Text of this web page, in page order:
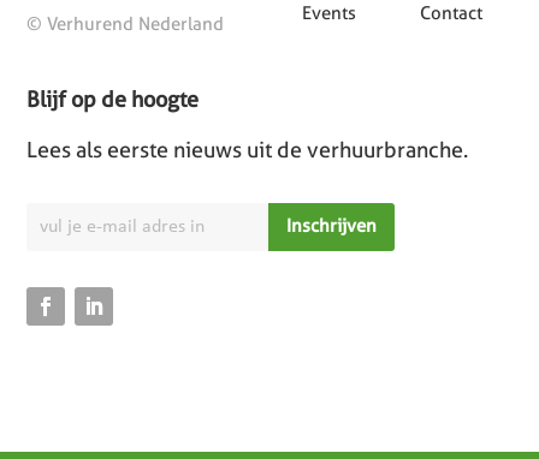
© Verhurend Nederland
Events Contact
Blijf op de hoogte
Lees als eerste nieuws uit de verhuurbranche.
Inschrijven